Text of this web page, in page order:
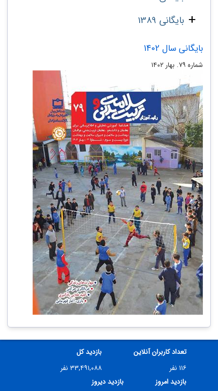
بایگانی 1389
بایگانی سال 1402
شماره ۷۹. بهار ۱۴۰۲
تعداد کاربران آنلاین
۱۱۶ نفر
بازدید کل
۳۳,۴۹۱,۰۸۸ نفر
بازدید امروز
بازدید دیروز